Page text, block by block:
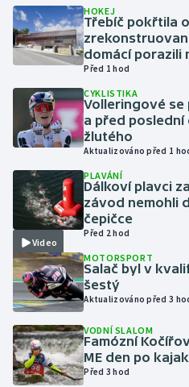
Jezdectví
Judo
Krasobruslení
Lezení
Lyže a snowboard
Moderní pětiboj
Motorsport
Olympijské hry
Parasport
Plavání
HOKEJ
Třebíč pokřtila
domácí porazili
Před 1 hod
CYKLISTIKA
Volleringové
a před
žlutého
Aktualizováno před 1
Video
PLAVÁNÍ
Dálkoví plavci
závod nemohli
čepičce
Před 2 hod
MOTORSPORT
Salač byl v
šestý
Aktualizováno před 3
VODNÍ SLALOM
Famózní
ME den po
Před 3 hod